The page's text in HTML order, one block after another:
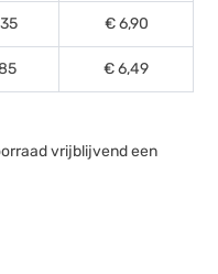
€ 6,90
€ 6,49
vrijblijvend een